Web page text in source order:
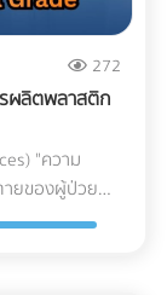
ความสำคัญกับ
อการปกป้อง
ย่างสบายใจ
ไป
แข็ง เช่น
ไนลอนแบบ
ลดต้นทุน ลด
ม่ต้องเสี่ยง
การ
ที่บางลง (เช่น
ความเหนียว
ำหรับเครื่อง
มเป็นจริง): แม้
นการ "หลีก
โดนยึด
งกว่ามูลค่า
นหลังได้สูงสุด
ธุรกิจจะต้อง
ขึ้นและสูญเสีย
272
ผลิตพลาสติก
"ความ
ายของผู้ป่วย
สติกเกรด